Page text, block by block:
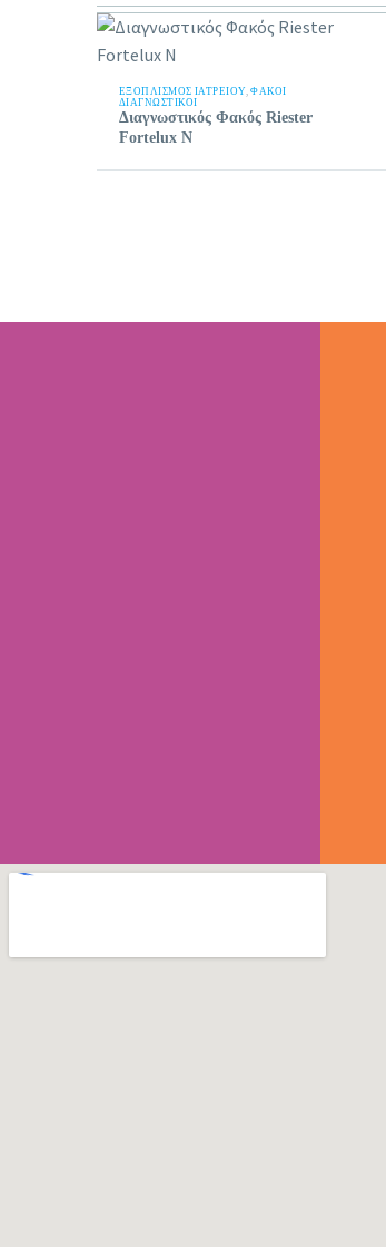
ΕΞΟΠΛΙΣΜΟΣ ΙΑΤΡΕΙΟΥ,ΦΑΚΟΊ
ΔΙΑΓΝΩΣΤΙΚΟΊ
Διαγνωστικός Φακός Riester
Fortelux Ν